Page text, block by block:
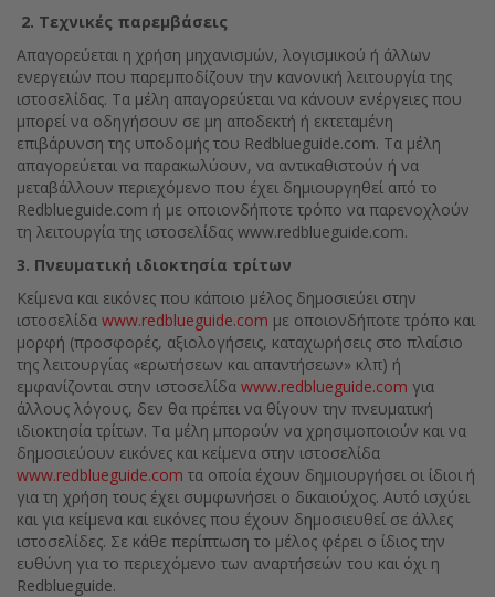
2. Τεχνικές παρεμβάσεις
Απαγορεύεται η χρήση μηχανισμών, λογισμικού ή άλλων
ενεργειών που παρεμποδίζουν την κανονική λειτουργία της
ιστοσελίδας. Τα μέλη απαγορεύεται να κάνουν ενέργειες που
μπορεί να οδηγήσουν σε μη αποδεκτή ή εκτεταμένη
επιβάρυνση της υποδομής του Redblueguide.com. Τα μέλη
απαγορεύεται να παρακωλύουν, να αντικαθιστούν ή να
μεταβάλλουν περιεχόμενο που έχει δημιουργηθεί από το
Redblueguide.com ή με οποιονδήποτε τρόπο να παρενοχλούν
τη λειτουργία της ιστοσελίδας www.redblueguide.com.
3. Πνευματική ιδιοκτησία τρίτων
Κείμενα και εικόνες που κάποιο μέλος δημοσιεύει στην
ιστοσελίδα www.redblueguide.com με οποιονδήποτε τρόπο και
μορφή (προσφορές, αξιολογήσεις, καταχωρήσεις στο πλαίσιο
της λειτουργίας «ερωτήσεων και απαντήσεων» κλπ) ή
εμφανίζονται στην ιστοσελίδα www.redblueguide.com για
άλλους λόγους, δεν θα πρέπει να θίγουν την πνευματική
ιδιοκτησία τρίτων. Τα μέλη μπορούν να χρησιμοποιούν και να
δημοσιεύουν εικόνες και κείμενα στην ιστοσελίδα
www.redblueguide.com τα οποία έχουν δημιουργήσει οι ίδιοι ή
για τη χρήση τους έχει συμφωνήσει ο δικαιούχος. Αυτό ισχύει
και για κείμενα και εικόνες που έχουν δημοσιευθεί σε άλλες
ιστοσελίδες. Σε κάθε περίπτωση το μέλος φέρει ο ίδιος την
ευθύνη για το περιεχόμενο των αναρτήσεών του και όχι η
Redblueguide.